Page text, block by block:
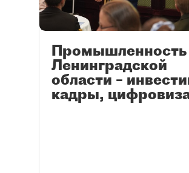
Промышленность
Ленинградской
области –
кадры,